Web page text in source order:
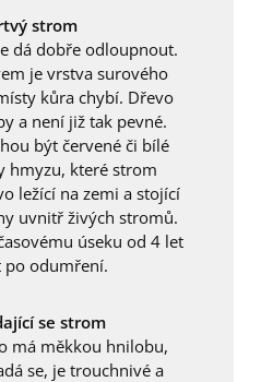
strom
dá dobře odloupnout.
je vrstva surového
kůra chybí. Dřevo
a není již tak pevné.
být červené či bílé
hmyzu, které strom
ležící na zemi a stojící
uvnitř živých stromů.
úseku od 4 let
po odumření.
se strom
má měkkou hnilobu,
se, je trouchnivé a